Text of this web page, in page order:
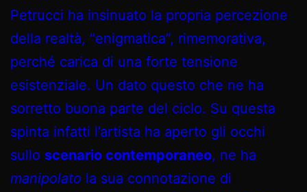
Petrucci ha insinuato la propria percezione
della realtà, “enigmatica”, rimemorativa,
perché carica di una forte tensione
esistenziale. Un dato questo che ne ha
sorretto buona parte del ciclo. Su questa
spinta infatti l’artista ha aperto gli occhi
sullo scenario contemporaneo, ne ha
manipolato la sua connotazione di